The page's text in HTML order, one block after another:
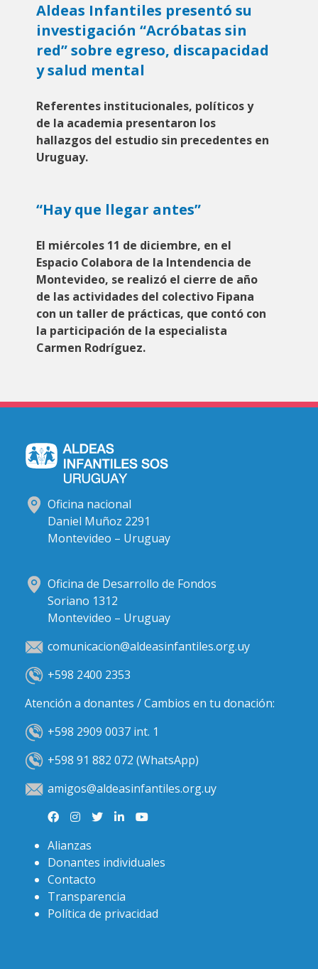
Aldeas Infantiles presentó su
investigación “Acróbatas sin
red” sobre egreso, discapacidad
y salud mental
Referentes institucionales, políticos y
de la academia presentaron los
hallazgos del estudio sin precedentes en
Uruguay.
“Hay que llegar antes”
El miércoles 11 de diciembre, en el
Espacio Colabora de la Intendencia de
Montevideo, se realizó el cierre de año
de las actividades del colectivo Fipana
con un taller de prácticas, que contó con
la participación de la especialista
Carmen Rodríguez.
Oficina nacional
Daniel Muñoz 2291
Montevideo – Uruguay
Oficina de Desarrollo de Fondos
Soriano 1312
Montevideo – Uruguay
comunicacion@aldeasinfantiles.org.uy
+598 2400 2353
Atención a donantes / Cambios en tu donación:
+598 2909 0037 int. 1
+598 91 882 072 (WhatsApp)
amigos@aldeasinfantiles.org.uy
Alianzas
Donantes individuales
Contacto
Transparencia
Política de privacidad